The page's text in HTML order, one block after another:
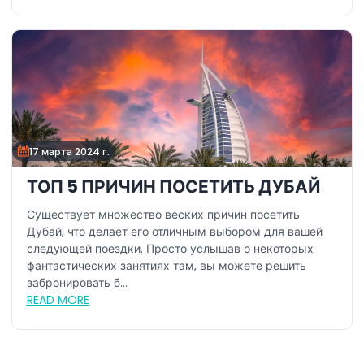
17 марта 2024 г.
ТОП 5 ПРИЧИН ПОСЕТИТЬ ДУБАЙ
Существует множество веских причин посетить
Дубай, что делает его отличным выбором для вашей
следующей поездки. Просто услышав о некоторых
фантастических занятиях там, вы можете решить
забронировать б...
READ MORE